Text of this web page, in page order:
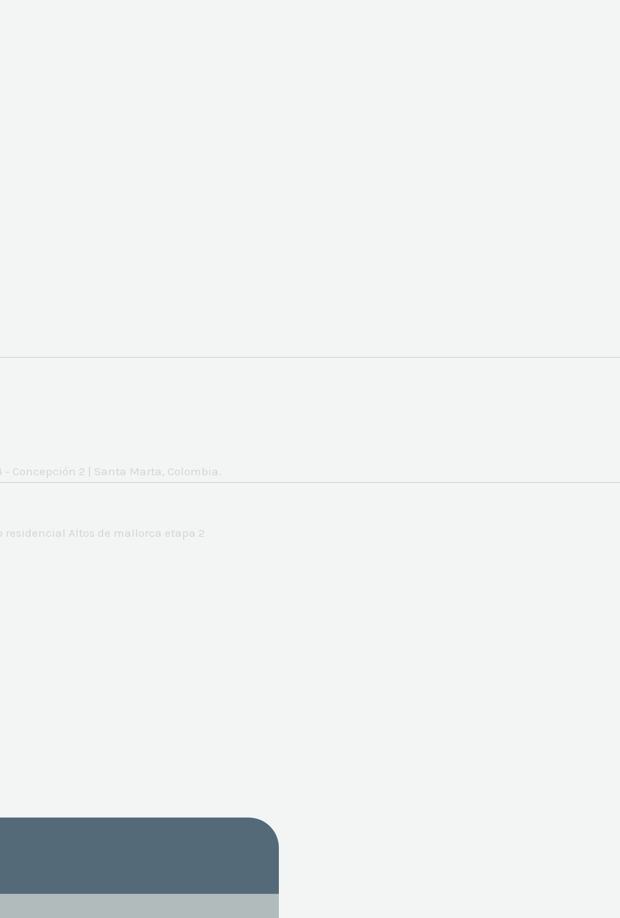
- Concepción 2 | Santa Marta, Colombia.
residencial Altos de mallorca etapa 2